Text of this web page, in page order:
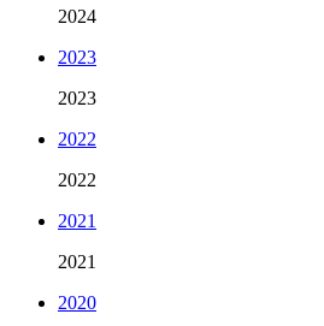
2024
2023
2023
2022
2022
2021
2021
2020